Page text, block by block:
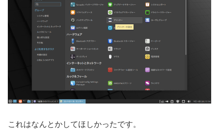
これはなんとかしてほしかったです。